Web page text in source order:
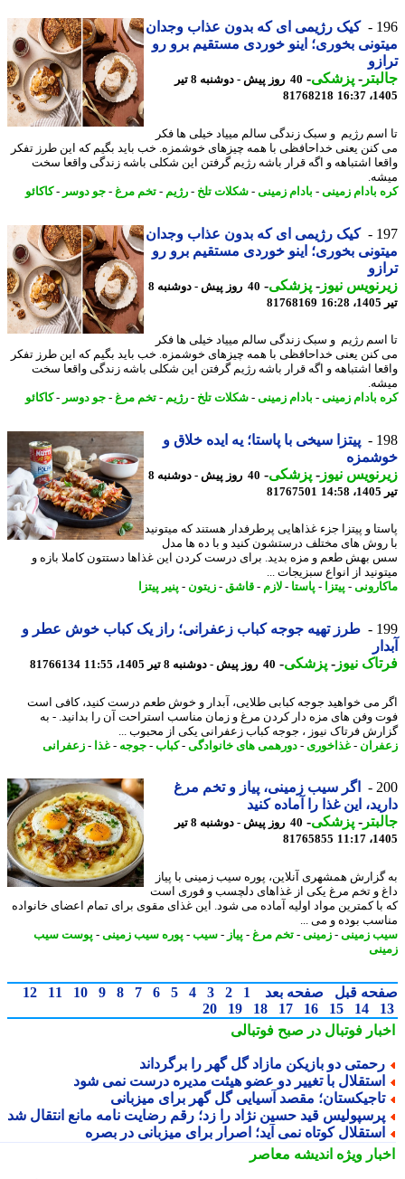
کیک رژیمی ای که بدون عذاب وجدان
بخوری؛ اینو خوردی مستقیم برو رو
-پزشکی-
40 روز پیش - دوشنبه 8 تیر
81768218
رژیم و سبک زندگی سالم مییاد خیلی ها فکر
یعنی خداحافظی با همه چیزهای خوشمزه. خب باید بگیم که این طرز تفکر
اشتباهه و اگه قرار باشه رژیم گرفتن این شکلی باشه زندگی واقعا سخت
بادام زمینی-بادام زمینی-شکلات تلخ-رژیم- تخم مرغ -جو دوسر-کاکائو
کیک رژیمی ای که بدون عذاب وجدان
بخوری؛ اینو خوردی مستقیم برو رو
نیوز-پزشکی-
40 روز پیش - دوشنبه 8
81768169
رژیم و سبک زندگی سالم مییاد خیلی ها فکر
یعنی خداحافظی با همه چیزهای خوشمزه. خب باید بگیم که این طرز تفکر
اشتباهه و اگه قرار باشه رژیم گرفتن این شکلی باشه زندگی واقعا سخت
بادام زمینی-بادام زمینی-شکلات تلخ-رژیم- تخم مرغ -جو دوسر-کاکائو
پیتزا سیخی با پاستا؛ یه ایده خلاق و
نیوز-پزشکی-
40 روز پیش - دوشنبه 8
81767501
و پیتزا جزء غذاهایی پرطرفدار هستند که میتونید
های مختلف درستشون کنید و با ده ها مدل
طعم و مزه بدید. برای درست کردن این غذاها دستتون کاملا بازه و
از انواع سبزیجات ...
-پیتزا -پاستا-لازم -قاشق-زیتون -پنیر پیتزا
طرز تهیه جوجه کباب زعفرانی؛ راز یک کباب خوش عطر و
نیوز-پزشکی-40 روز پیش - دوشنبه 8 تیر 1405، 11:55 81766134
می خواهید جوجه کبابی طلایی، آبدار و خوش طعم درست کنید، کافی است
وفن های مزه دار کردن مرغ و زمان مناسب استراحت آن را بدانید. - به
فرتاک نیوز ، جوجه کباب زعفرانی یکی از محبوب ...
- غذاخوری- دورهمی های خانوادگی -کباب-جوجه-غذا-زعفرانی
اگر سیب زمینی، پیاز و تخم مرغ
این غذا را آماده کنید
-پزشکی-
40 روز پیش - دوشنبه 8 تیر
81765855
همشهری آنلاین، پوره سیب زمینی با پیاز
و تخم مرغ یکی از غذاهای دلچسب و فوری است
کمترین مواد اولیه آماده می شود. این غذای مقوی برای تمام اعضای خانواده
بوده و می ...
زمینی-زمینی-تخم مرغ -پیاز-سیب-پوره سیب زمینی-پوست سیب
قبل صفحه بعد 1
2
3
4
5
6
7
8
9
10
11
12
14
15
16
17
18
19
20
فوتبال در صبح فوتبالی
دو بازیکن مازاد گل گهر را برگرداند
با تغییر دو عضو هیئت مدیره درست نمی شود
مقصد آسیایی گل گهر برای میزبانی
قید حسین نژاد را زد؛ رقم رضایت نامه مانع انتقال شد
کوتاه نمی آید؛ اصرار برای میزبانی در بصره
ویژهاندیشه معاصر